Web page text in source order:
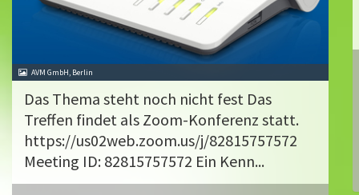
AVM GmbH, Berlin
Das Thema steht noch nicht fest Das
Treffen findet als Zoom-Konferenz statt.
https://us02web.zoom.us/j/82815757572
Meeting ID: 82815757572 Ein Kenn...